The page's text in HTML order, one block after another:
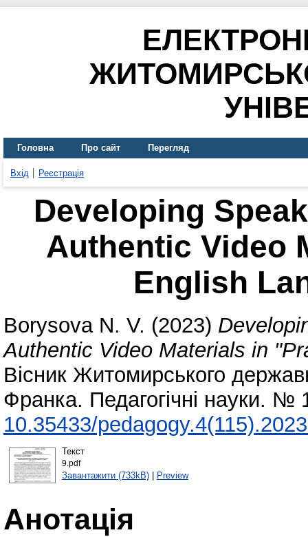
Головна Про сайт Перегляд
Вхід Реєстрація
Developing
Authentic Video
English
Borysova N. V. (2023)
Authentic Video Materials in
Вісник Житомирського
Франка. Педагогічні науки.
10.35433/
Текст
9.pdf
Завантажити (733kB)| Preview
Анотація